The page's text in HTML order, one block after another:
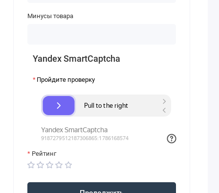
Минусы товара
Yandex SmartCaptcha
Пройдите проверку
Рейтинг